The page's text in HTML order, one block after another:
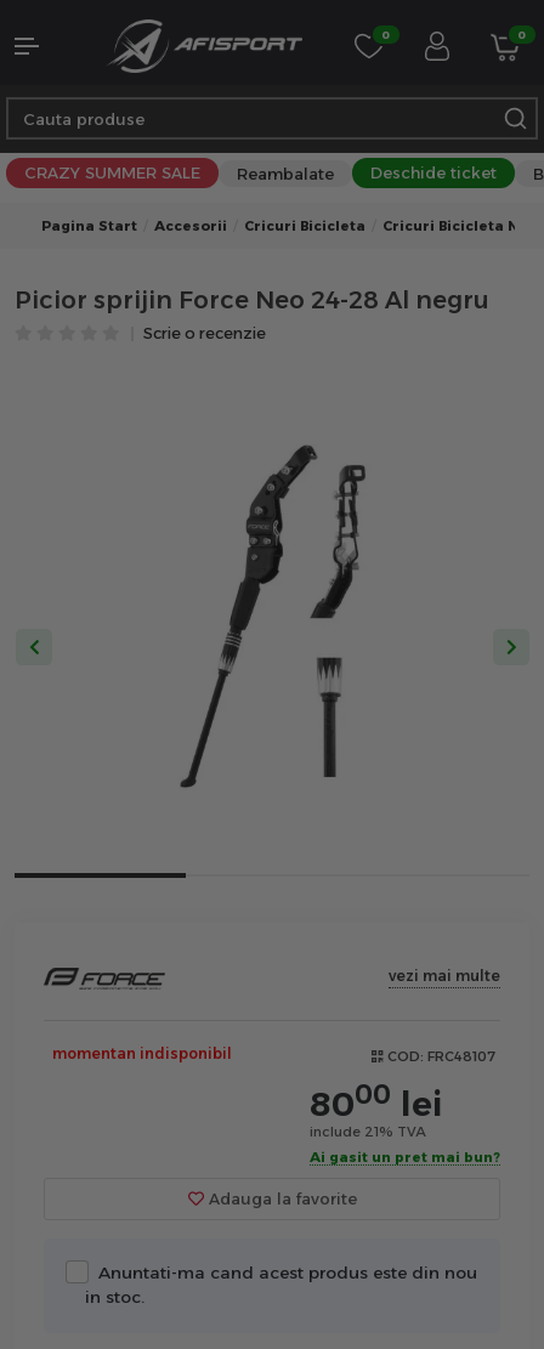
0 0
CRAZY SUMMER SALE Reambalate Deschide ticket
Pagina Start Accesorii Cricuri Bicicleta Cricuri Bicicleta
Picior sprijin Force Neo 24-28 Al negru
Scrie o recenzie
vezi mai multe
momentan indisponibil COD: FRC48107
8000 lei
include 21% TVA
Ai gasit un pret mai bun?
Adauga la favorite
Anuntati-ma cand acest produs este din nou
in stoc.